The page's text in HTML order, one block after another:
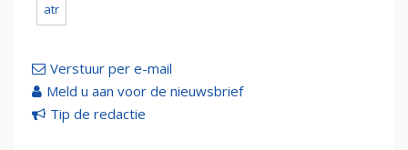
atr
Verstuur per e-mail
Meld u aan voor de nieuwsbrief
Tip de redactie